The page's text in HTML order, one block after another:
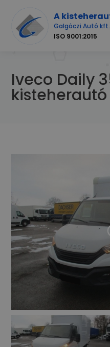
A
Galgóczi Autó kft.
ISO 9001:2015
Iveco Daily
kisteherautó